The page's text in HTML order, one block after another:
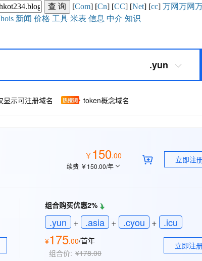
[Com] [Cn] [CC] [Net] [cc] 万网万网
新闻 价格 工具 米表 信息 中介 知识